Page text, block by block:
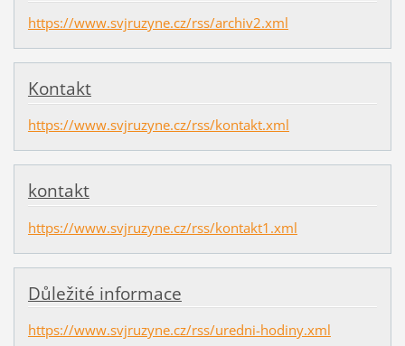
https://www.svjruzyne.cz/rss/archiv2.xml
Kontakt
https://www.svjruzyne.cz/rss/kontakt.xml
kontakt
https://www.svjruzyne.cz/rss/kontakt1.xml
Důležité informace
https://www.svjruzyne.cz/rss/uredni-hodiny.xml